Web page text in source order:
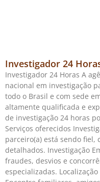
Investigador 24
Investigador 24 Horas A
nacional em investigação
todo o Brasil e com sede
altamente qualificada e
de investigação 24 horas
Serviços oferecidos
parceiro(a) está sendo fiel,
detalhados. Investigação
fraudes, desvios e
especializadas.